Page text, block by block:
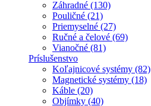
Záhradné (130)
Pouličné (21)
Priemyselné (27)
Ručné a čelové (69)
Vianočné (81)
Príslušenstvo
Koľajnicové systémy (82)
Magnetické systémy (18)
Káble (20)
Objímky (40)